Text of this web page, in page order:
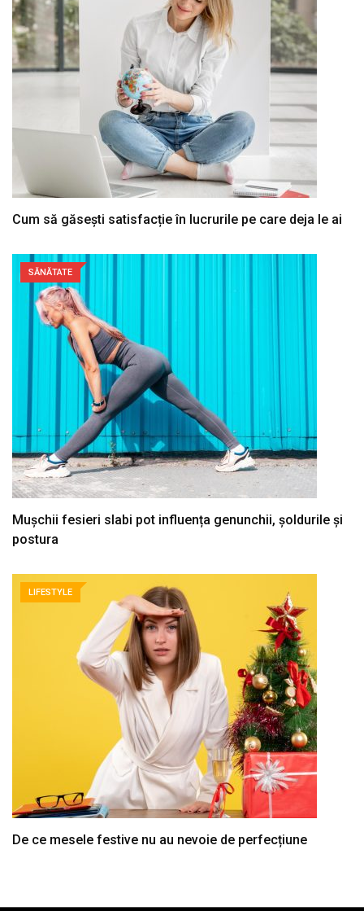
Cum să găsești satisfacție în lucrurile pe care deja le ai
SĂNĂTATE
Mușchii fesieri slabi pot influența genunchii, șoldurile și
postura
LIFESTYLE
De ce mesele festive nu au nevoie de perfecțiune